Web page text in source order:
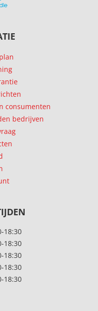
consumenten
bedrijven
18:30
18:30
18:30
18:30
18:30